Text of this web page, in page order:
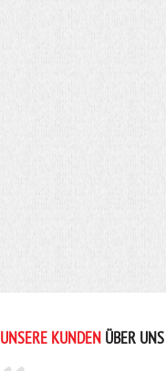
UNSERE KUNDEN ÜBER UNS